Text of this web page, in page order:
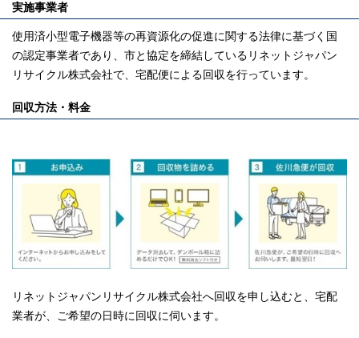
実施事業者
使用済小型電子機器等の再資源化の促進に関する法律に基づく国
の認定事業者であり、市と協定を締結しているリネットジャパン
リサイクル株式会社で、宅配便による回収を行っています。
回収方法・料金
リネットジャパンリサイクル株式会社へ回収を申し込むと、宅配
業者が、ご希望の日時に回収に伺います。